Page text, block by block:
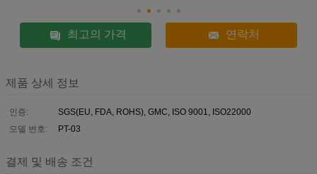
최고의 가격 연락처
제품 상세 정보
인증:
SGS(EU, FDA, ROHS), GMC, ISO 9001, ISO22000
모델 번호:
PT-03
결제 및 배송 조건